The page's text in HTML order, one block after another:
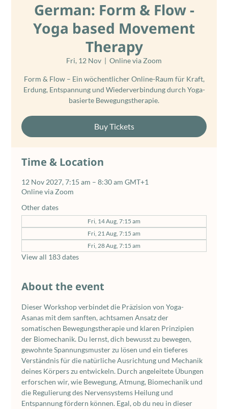
German: Form & Flow -
Yoga based Movement
Therapy
Fri, 12 Nov
  |
Online via Zoom
Form & Flow – Ein wöchentlicher Online-Raum für Kraft,
Erdung, Entspannung und Wiederverbindung durch Yoga-
basierte Bewegungstherapie.
Buy Tickets
Time & Location
12 Nov 2027, 7:15 am – 8:30 am GMT+1
Online via Zoom
Other dates
Fri, 14 Aug, 7:15 am
Fri, 21 Aug, 7:15 am
Fri, 28 Aug, 7:15 am
View all 183 dates
About the event
Dieser Workshop verbindet die Präzision von Yoga-
Asanas mit dem sanften, achtsamen Ansatz der
somatischen Bewegungstherapie und klaren Prinzipien
der Biomechanik. Du lernst, dich bewusst zu bewegen,
gewohnte Spannungsmuster zu lösen und ein tieferes
Verständnis für die natürliche Ausrichtung und Mechanik
deines Körpers zu entwickeln. Durch angeleitete Übungen
erforschen wir, wie Bewegung, Atmung, Biomechanik und
die Regulierung des Nervensystems Heilung und
Entspannung fördern können. Egal, ob du neu in dieser